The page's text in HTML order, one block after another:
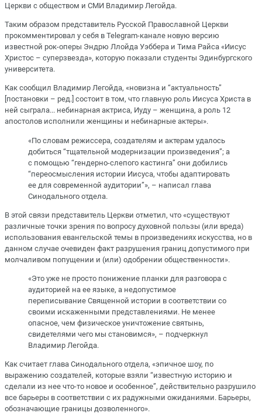
Церкви с обществом и СМИ Владимир Легойда.
Таким образом представитель Русской Православной Церкви
прокомментировал у себя в Telegram-канале новую версию
известной рок-оперы Эндрю Ллойда Уэббера и Тима Райса «Иисус
Христос – суперзвезда», которую показали студенты Эдинбургского
университета.
Как сообщил Владимир Легойда, «новизна и “актуальность”
[постановки – ред.] состоит в том, что главную роль Иисуса Христа в
ней сыграла... небинарная актриса, Иуду – женщина, а роль 12
апостолов исполнили женщины и небинарные актеры».
«По словам режиссера, создателям и актерам удалось
добиться “тщательной модернизации произведения”; а
с помощью “гендерно-слепого кастинга” они добились
“переосмысления истории Иисуса, чтобы адаптировать
ее для современной аудитории”», – написал глава
Синодального отдела.
В этой связи представитель Церкви отметил, что «существуют
различные точки зрения по вопросу духовной пользы (или вреда)
использования евангельской темы в произведениях искусства, но в
данном случае очевиден факт разрушения границ допустимого при
молчаливом попущении и (или) одобрении общественности».
«Это уже не просто понижение планки для разговора с
аудиторией на ее языке, а недопустимое
переписывание Священной истории в соответствии со
своими искаженными представлениями. Не менее
опасное, чем физическое уничтожение святынь,
свидетелями чего мы становимся», – подчеркнул
Владимир Легойда.
Как считает глава Синодального отдела, «эпичное шоу, по
выражению создателей, которые взяли “известную историю и
сделали из нее что-то новое и особенное”, действительно разрушило
все барьеры в соответствии с их радужными ожиданиями. Барьеры,
обозначающие границы дозволенного».